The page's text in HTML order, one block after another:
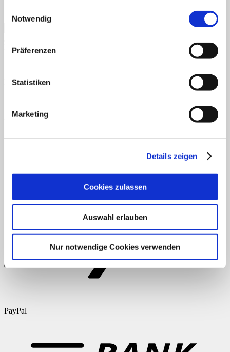
Notwendig
Präferenzen
Statistiken
Marketing
Details zeigen
Cookies zulassen
Auswahl erlauben
Nur notwendige Cookies verwenden
Neueste Kommentare
Kategorien
Meta
Impressum
PayPal